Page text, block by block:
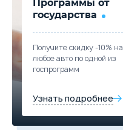
Программы от
государства
Получите скидку -10% на
любое авто по одной из
госпрограмм
Узнать подробнее